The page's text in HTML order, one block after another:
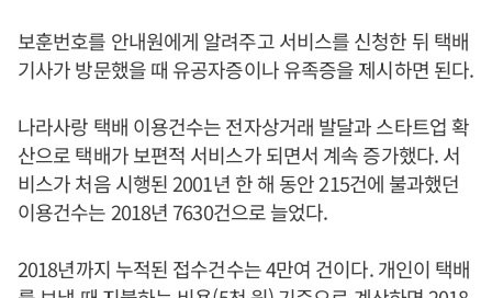
보훈번호를 안내원에게 알려주고 서비스를 신청한 뒤 택배
기사가 방문했을 때 유공자증이나 유족증을 제시하면 된다.
나라사랑 택배 이용건수는 전자상거래 발달과 스타트업 확
산으로 택배가 보편적 서비스가 되면서 계속 증가했다. 서
비스가 처음 시행된 2001년 한 해 동안 215건에 불과했던
이용건수는 2018년 7630건으로 늘었다.
2018년까지 누적된 접수건수는 4만여 건이다. 개인이 택배